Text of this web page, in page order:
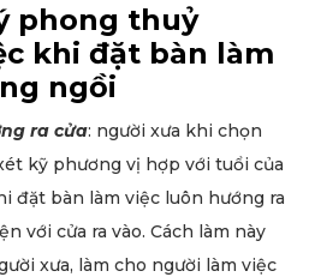
phong thuỷ
khi đặt bàn làm
ngồi
ra cửa: người xưa khi chọn
kỹ phương vị hợp với tuổi của
đặt bàn làm việc luôn hướng ra
với cửa ra vào. Cách làm này
xưa, làm cho người làm việc